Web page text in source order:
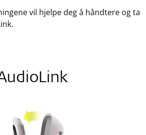
vil hjelpe deg å håndtere og ta